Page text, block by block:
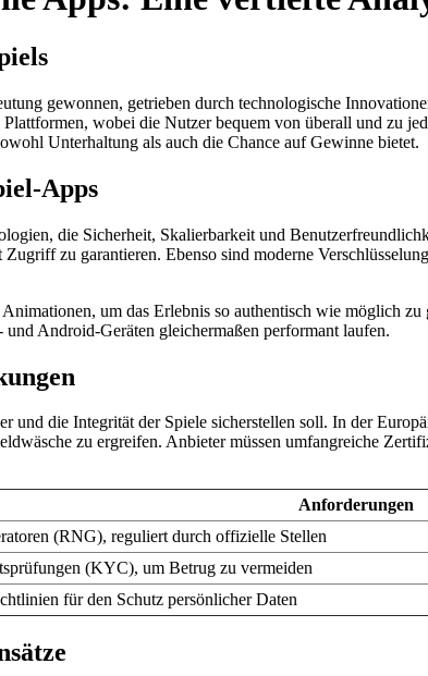
gewonnen, getrieben durch technologische
wobei die Nutzer bequem von überall und zu
Unterhaltung als auch die Chance auf Gewinne bietet.
Apps
die Sicherheit, Skalierbarkeit und
zu garantieren. Ebenso sind moderne
um das Erlebnis so authentisch wie möglich
Android-Geräten gleichermaßen performant laufen.
die Integrität der Spiele sicherstellen soll. In der
zu ergreifen. Anbieter müssen umfangreiche
Anforderungen
(RNG), reguliert durch offizielle Stellen
(KYC), um Betrug zu vermeiden
für den Schutz persönlicher Daten